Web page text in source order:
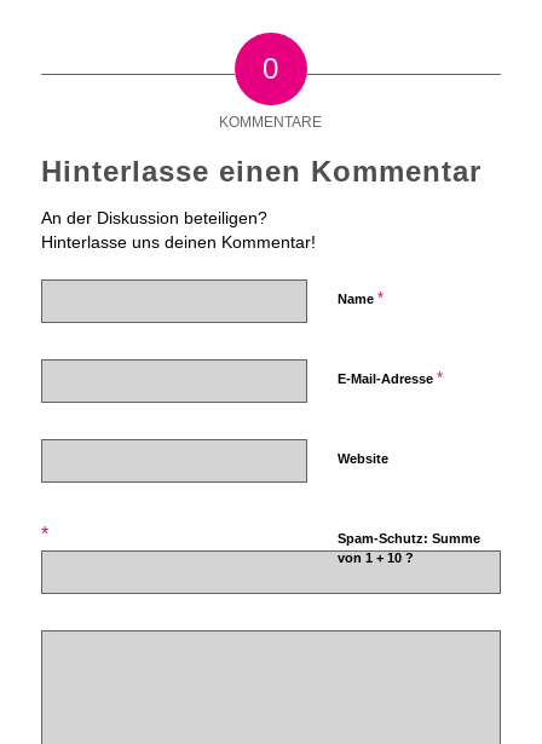
0
KOMMENTARE
Hinterlasse einen Kommentar
An der Diskussion beteiligen?
Hinterlasse uns deinen Kommentar!
Name *
E-Mail-Adresse *
Website
Spam-Schutz: Summe
von 1 + 10 ?
*